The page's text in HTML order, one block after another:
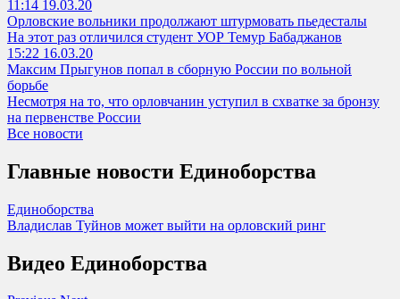
11:14 19.03.20
Орловские вольники продолжают штурмовать пьедесталы
На этот раз отличился студент УОР Темур Бабаджанов
15:22 16.03.20
Максим Прыгунов попал в сборную России по вольной
борьбе
Несмотря на то, что орловчанин уступил в схватке за бронзу
на первенстве России
Все новости
Главные новости Единоборства
Единоборства
Владислав Туйнов может выйти на орловский ринг
Видео Единоборства